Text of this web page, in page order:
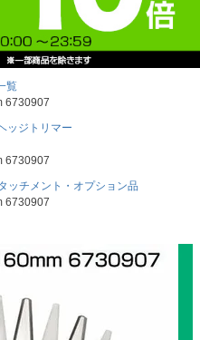
覧
6730907
ッジトリマー
6730907
ッチメント・オプション品
6730907